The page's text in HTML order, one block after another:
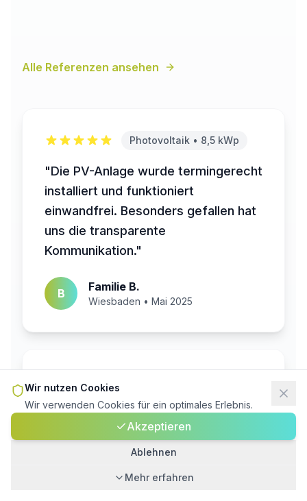
Alle Referenzen ansehen
Photovoltaik • 8,5 kWp
"Die PV-Anlage wurde termingerecht
installiert und funktioniert
einwandfrei. Besonders gefallen hat
uns die transparente
Kommunikation."
B Familie B.
Wiesbaden • Mai 2025
"Mit der PV-Anlage und dem
Energiemanager nutzen wir unseren
Strom optimal – die Stromrechnung
ist deutlich gesunken."
Wir nutzen Cookies
Wir verwenden Cookies für ein optimales Erlebnis.
Akzeptieren
Ablehnen
Mehr erfahren